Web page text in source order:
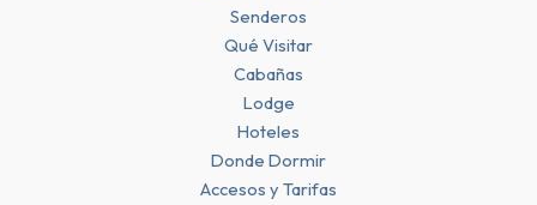
Senderos
Qué Visitar
Cabañas
Lodge
Hoteles
Donde Dormir
Accesos y Tarifas